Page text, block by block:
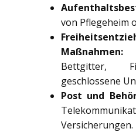
von Pflegeheim
Maßnahmen:
Bettgitter,
geschlossene
Post und
Versicherungen.